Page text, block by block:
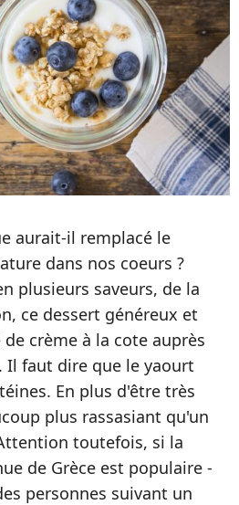
aurait-il remplacé le
dans nos coeurs ?
plusieurs saveurs, de la
ce dessert généreux et
crème à la cote auprès
Il faut dire que le yaourt
En plus d'être très
plus rassasiant qu'un
toutefois, si la
de Grèce est populaire -
personnes suivant un